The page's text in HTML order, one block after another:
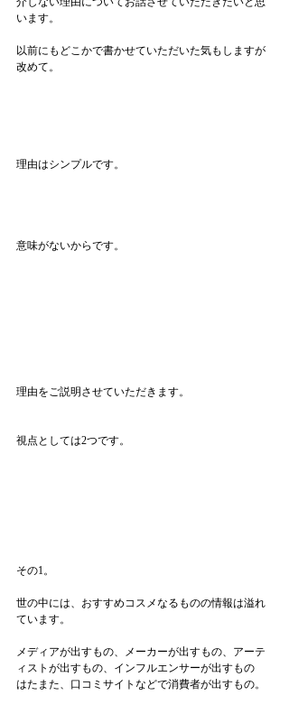
います。
以前にもどこかで書かせていただいた気もしますが
改めて。
理由はシンプルです。
意味がないからです。
理由をご説明させていただきます。
視点としては2つです。
その1。
世の中には、おすすめコスメなるものの情報は溢れ
ています。
メディアが出すもの、メーカーが出すもの、アーテ
ィストが出すもの、インフルエンサーが出すもの
はたまた、口コミサイトなどで消費者が出すもの。